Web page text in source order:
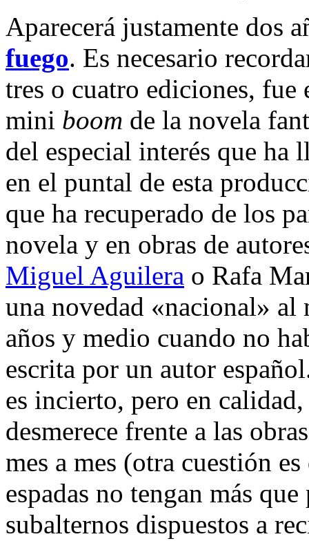
Aparecerá justamente dos
fuego. Es necesario
tres o cuatro ediciones,
mini boom de la novela
del especial interés que ha
en el puntal de esta
que ha recuperado de los
novela y en obras de
Miguel Aguilera o Rafa
una novedad «nacional» al
años y medio cuando no
escrita por un autor
es incierto, pero en
desmerece frente a las
mes a mes (otra cuestión
espadas no tengan más
subalternos dispuestos a